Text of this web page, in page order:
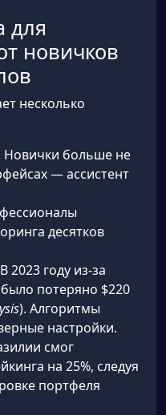
для
новичков
несколько
Новички больше не
— ассистент
десятков
2023 году из-за
потеряно $220
). Алгоритмы
настройки.
смог
на 25%, следуя
портфеля